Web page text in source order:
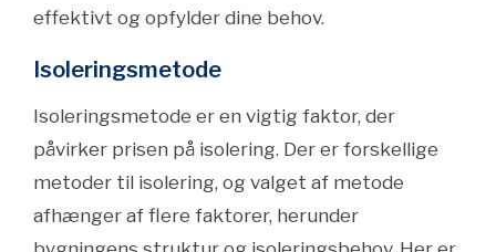
effektivt og opfylder dine behov.
Isoleringsmetode
Isoleringsmetode er en vigtig faktor, der
påvirker prisen på isolering. Der er forskellige
metoder til isolering, og valget af metode
afhænger af flere faktorer, herunder